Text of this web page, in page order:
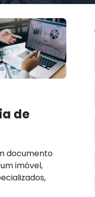
de
documento
imóvel,